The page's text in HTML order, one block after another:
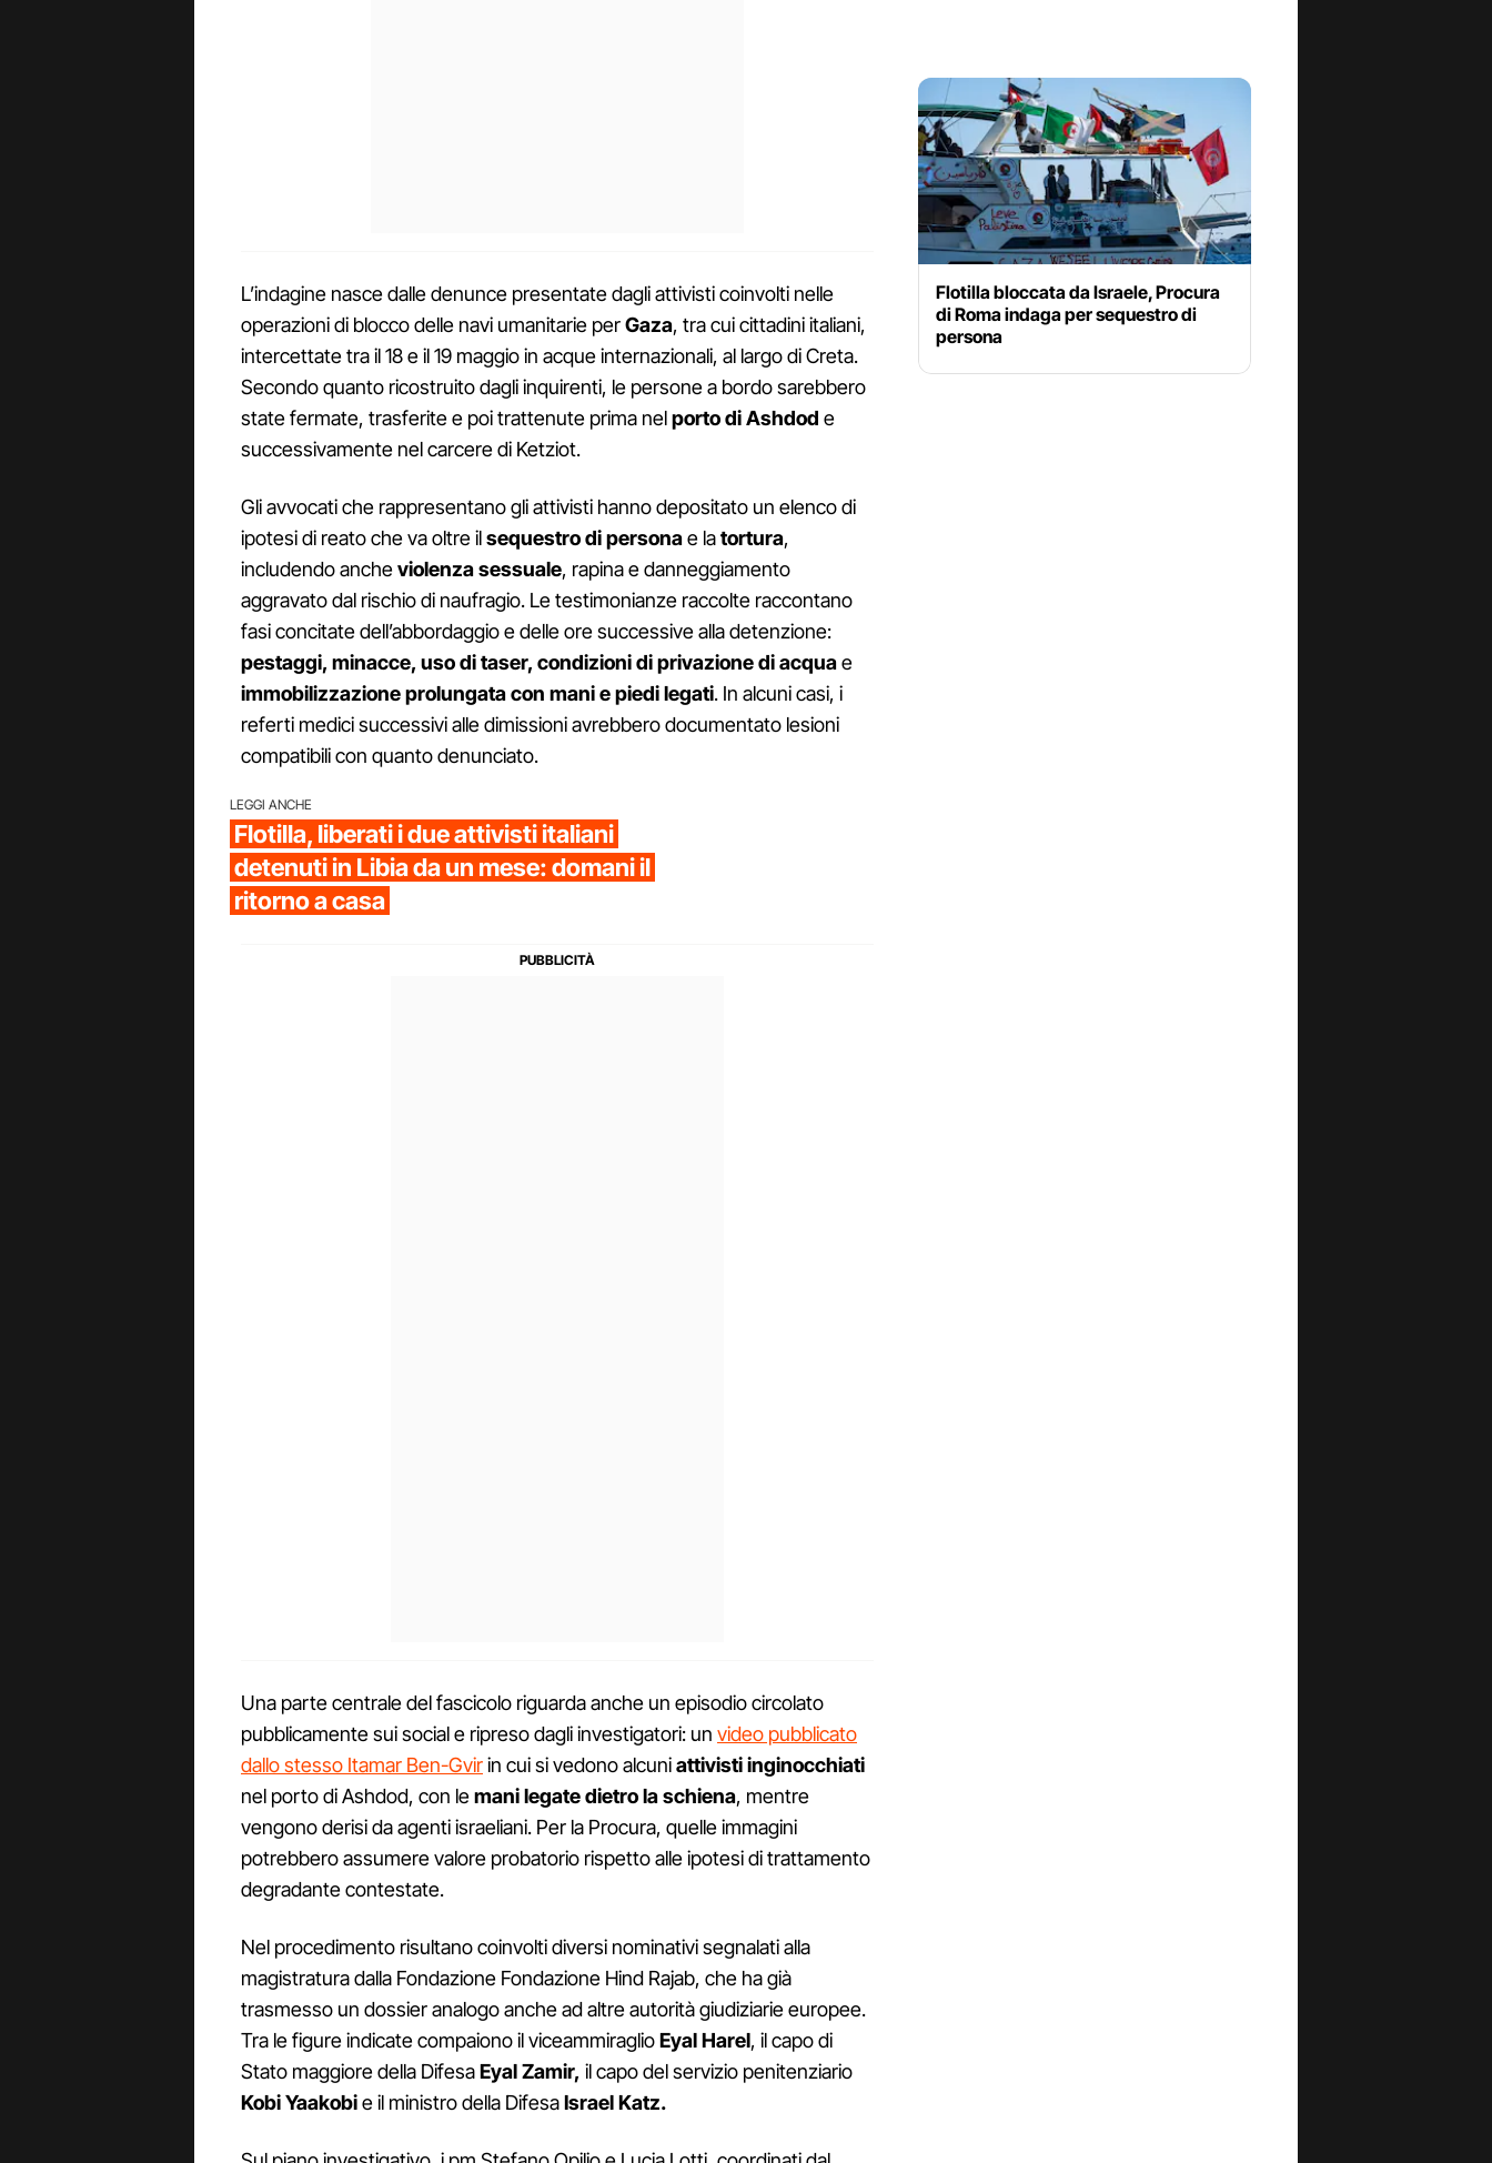
L’indagine nasce dalle denunce presentate dagli attivisti coinvolti nelle
operazioni di blocco delle navi umanitarie perGaza, tra cui cittadini italiani,
intercettate tra il 18 e il 19 maggio in acque internazionali, al largo di Creta.
Secondo quanto ricostruito dagli inquirenti, le persone a bordo sarebbero
state fermate, trasferite e poi trattenute prima nelporto di Ashdod e
successivamente nel carcere di Ketziot.
Gli avvocati che rappresentano gli attivisti hanno depositato un elenco di
ipotesi di reato che va oltre ilsequestro di personae latortura,
includendo ancheviolenza sessuale, rapina e danneggiamento
aggravato dal rischio di naufragio. Le testimonianze raccolte raccontano
fasi concitate dell’abbordaggio e delle ore successive alla detenzione:
pestaggi, minacce, uso di taser, condizioni di privazione di acquae
immobilizzazione prolungata con mani e piedi legati. In alcuni casi, i
referti medici successivi alle dimissioni avrebbero documentato lesioni
compatibili con quanto denunciato.
LEGGI ANCHE
Flotilla, liberati i due attivisti italiani
detenuti in Libia da un mese: domani il
ritorno a casa
Una parte centrale del fascicolo riguarda anche un episodio circolato
pubblicamente sui social e ripreso dagli investigatori: un video pubblicato
dallo stesso Itamar Ben-Gvirin cui si vedono alcuniattivisti inginocchiati
nel porto di Ashdod, con lemani legate dietro la schiena, mentre
vengono derisi da agenti israeliani. Per la Procura, quelle immagini
potrebbero assumere valore probatorio rispetto alle ipotesi di trattamento
degradante contestate.
Nel procedimento risultano coinvolti diversi nominativi segnalati alla
magistratura dalla Fondazione Fondazione Hind Rajab, che ha già
trasmesso un dossier analogo anche ad altre autorità giudiziarie europee.
Tra le figure indicate compaiono il viceammiraglioEyal Harel, il capo di
Stato maggiore della DifesaEyal Zamir, il capo del servizio penitenziario
Kobi Yaakobie il ministro della DifesaIsrael Katz.
Flotilla bloccata da Israele, Procura
di Roma indaga per sequestro di
persona